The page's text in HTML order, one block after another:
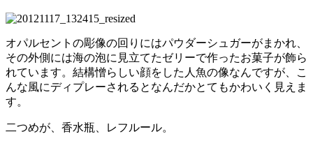
オパルセントの彫像の回りにはパウダーシュガーがまかれ、
その外側には海の泡に見立てたゼリーで作ったお菓子が飾ら
れています。結構憎らしい顔をした人魚の像なんですが、こ
んな風にディプレーされるとなんだかとてもかわいく見えま
す。
二つめが、香水瓶、レフルール。